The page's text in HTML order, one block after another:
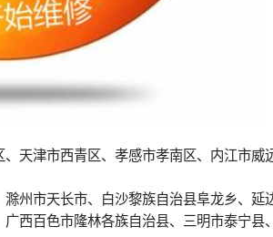
天津市西青区、孝感市孝南区、内江市威
州市天长市、白沙黎族自治县阜龙乡、延
西百色市隆林各族自治县、三明市泰宁县